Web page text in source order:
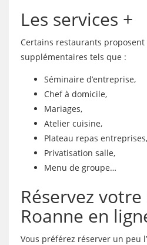
Les services +
Certains restaurants proposent
supplémentaires tels que :
Séminaire d’entreprise,
Chef à domicile,
Mariages,
Atelier cuisine,
Plateau repas entreprises,
Privatisation salle,
Menu de groupe…
Réservez
Roanne en
Vous préférez réserver un peu